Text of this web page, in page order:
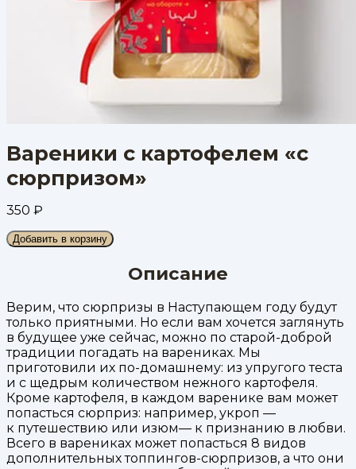
Вареники с картофелем «с
сюрпризом»
350 ₽
Добавить в корзину
Описание
Верим, что сюрпризы в Наступающем году будут
только приятными. Но если вам хочется заглянуть
в будущее уже сейчас, можно по старой-доброй
традиции погадать на варениках. Мы
приготовили их по-домашнему: из упругого теста
и с щедрым количеством нежного картофеля.
Кроме картофеля, в каждом варенике вам может
попасться сюрприз: например, укроп —
к путешествию или изюм— к признанию в любви.
Всего в варениках может попасться 8 видов
дополнительных топпингов-сюрпризов, а что они